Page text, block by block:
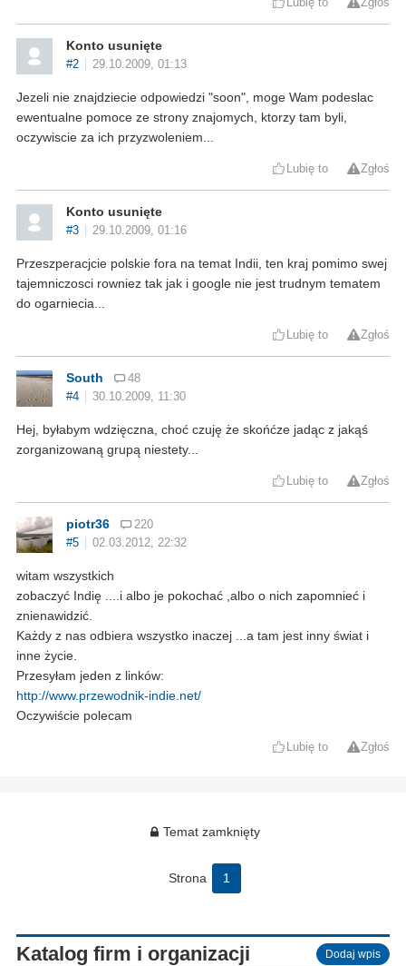
Lubię to Zgłoś
Konto usunięte
#2 29.10.2009, 01:13
Jezeli nie znajdziecie odpowiedzi "soon", moge Wam podeslac
ewentualne pomoce ze strony znajomych, ktorzy tam byli,
oczywiscie za ich przyzwoleniem...
Lubię to Zgłoś
Konto usunięte
#3 29.10.2009, 01:16
Przeszperacjcie polskie fora na temat Indii, ten kraj pomimo swej
tajemniczosci rowniez tak jak i google nie jest trudnym tematem
do ogarniecia...
Lubię to Zgłoś
South
48
#4
30.10.2009, 11:30
Hej, byłabym wdzięczna, choć czuję że skońćze jadąc z jakąś
zorganizowaną grupą niestety...
Lubię to Zgłoś
piotr36
220
#5
02.03.2012, 22:32
witam wszystkich
zobaczyć Indię ....i albo je pokochać ,albo o nich zapomnieć i
znienawidzić.
Każdy z nas odbiera wszystko inaczej ...a tam jest inny świat i
inne życie.
Przesyłam jeden z linków:
http://www.przewodnik-indie.net/
Oczywiście polecam
Lubię to Zgłoś
Temat zamknięty
Strona 1
Katalog firm i organizacji Dodaj wpis